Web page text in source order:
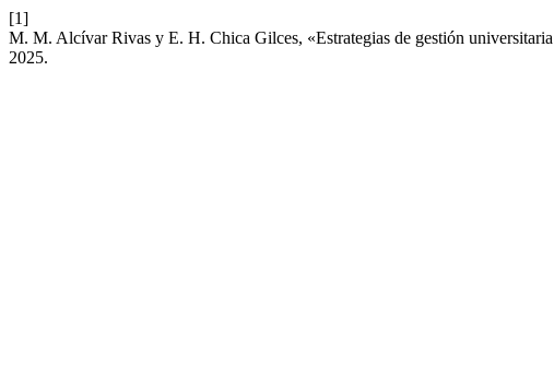
[1]
M. M. Alcívar Rivas y E. H. Chica Gilces, «Estrategias de gestión
2025.